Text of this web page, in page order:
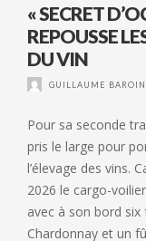
« SECRET
REPOUSSE
DU VIN
GUILLAUME BAROIN
Pour sa seconde
pris le large pour
l’élevage des vins.
2026 le cargo-
avec à son bord six
Chardonnay et un